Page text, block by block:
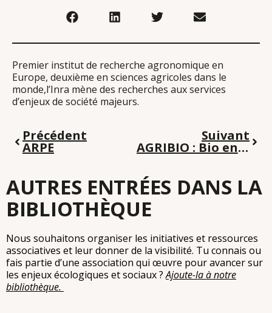
Premier institut de recherche agronomique en
Europe, deuxième en sciences agricoles dans le
monde,l’Inra mène des recherches aux services
d’enjeux de société majeurs.
Précédent
ARPE
Suivant
AGRIBIO : Bio en Paca
AUTRES ENTRÉES DANS LA
BIBLIOTHÈQUE
Nous souhaitons organiser les initiatives et ressources
associatives et leur donner de la visibilité. Tu connais ou
fais partie d’une association qui œuvre pour avancer sur
les enjeux écologiques et sociaux ?Ajoute-la à notre
bibliothèque.